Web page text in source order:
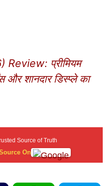
प्रीमियम
और शानदार डिस्प्ले का
Source of Truth
On